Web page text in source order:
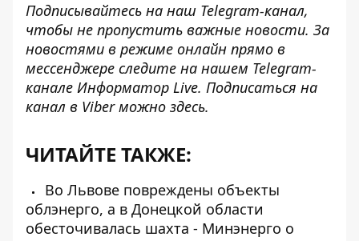
Подписывайтесь на наш Telegram-канал,
чтобы не пропустить важные новости. За
новостями в режиме онлайн прямо в
мессенджере следите на нашем Telegram-
канале Информатор Live. Подписаться на
канал в Viber можно здесь.
ЧИТАЙТЕ ТАКЖЕ:
Во Львове повреждены объекты
облэнерго, а в Донецкой области
обесточивалась шахта - Минэнерго о